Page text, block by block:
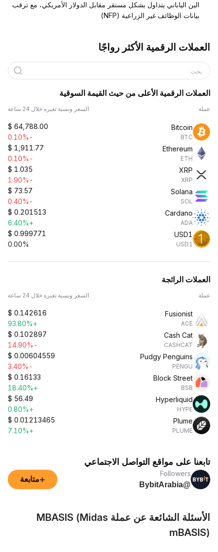
الين الياباني يتداول بشكل مستقر مقابل الدولار الأمريكي، مع ترقب
بيانات الوظائف غير الزراعية (NFP)
العملات الرقمية الأكثر رواجًا
بحث
العملات الرقمية الأعلى من حيث القيمة السوقية
عملة السعر ونسبة تغيره خلال 24 ساعة
Bitcoin
BTC
$ 64,788.00
-0.10%
Ethereum
ETH
$ 1,911.77
-0.10%
XRP
XRP
$ 1.035
-1.90%
Solana
SOL
$ 73.57
-0.40%
Cardano
ADA
$ 0.201513
+6.40%
USD1
USD1
$ 0.999771
0.00%
العملات الرائجة
عملة السعر ونسبة تغيره خلال 24 ساعة
Fusionist
ACE
$ 0.142616
+93.80%
Cash Cat
CASHCAT
$ 0.102897
-14.90%
Pudgy Penguins
PENGU
$ 0.00604559
-3.40%
Block Street
BSB
$ 0.16133
+18.40%
Hyperliquid
HYPE
$ 56.49
+0.80%
Plume
PLUME
$ 0.01213465
+7.10%
تابعنا على مواقع التواصل الاجتماعي
Followers
@BybitArabia
+متابعة
الأسئلة الشائعة عن عملة MBASIS (Midas
mBASIS)